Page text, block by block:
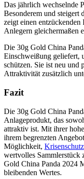
Das jährlich wechselnde
Besonderem und steigert
zeigt einen
Anlegern gleichermaßen
Die 30g Gold China
Einschweißung geliefert,
schützen. Sie ist neu und
Attraktivität zusätzlich
Fazit
Die 30g Gold China
Anlageprodukt, das
attraktiv ist. Mit ihrer
ihrem begrenzten
Möglichkeit, Krisenschutz
wertvolles Sammlerstück
Gold China Panda 2024
bleibenden Wertes.